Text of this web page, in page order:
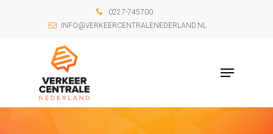
0227-745700
INFO@VERKEERCENTRALENEDERLAND.NL